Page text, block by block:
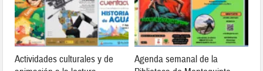
Actividades culturales y de
Agenda semanal de la